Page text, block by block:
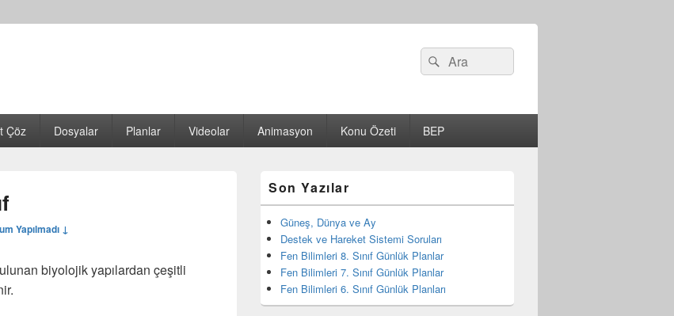
Search
for:
Ara
Çöz Dosyalar Planlar Videolar Animasyon Konu Özeti BEP
Yapılmadı ↓
biyolojik yapılardan çeşitli
yan
bar
eklenti
bölgesi
Son Yazılar
Güneş, Dünya ve Ay
Destek ve Hareket Sistemi Soruları
Fen Bilimleri 8. Sınıf Günlük Planlar
Fen Bilimleri 7. Sınıf Günlük Planlar
Fen Bilimleri 6. Sınıf Günlük Planları